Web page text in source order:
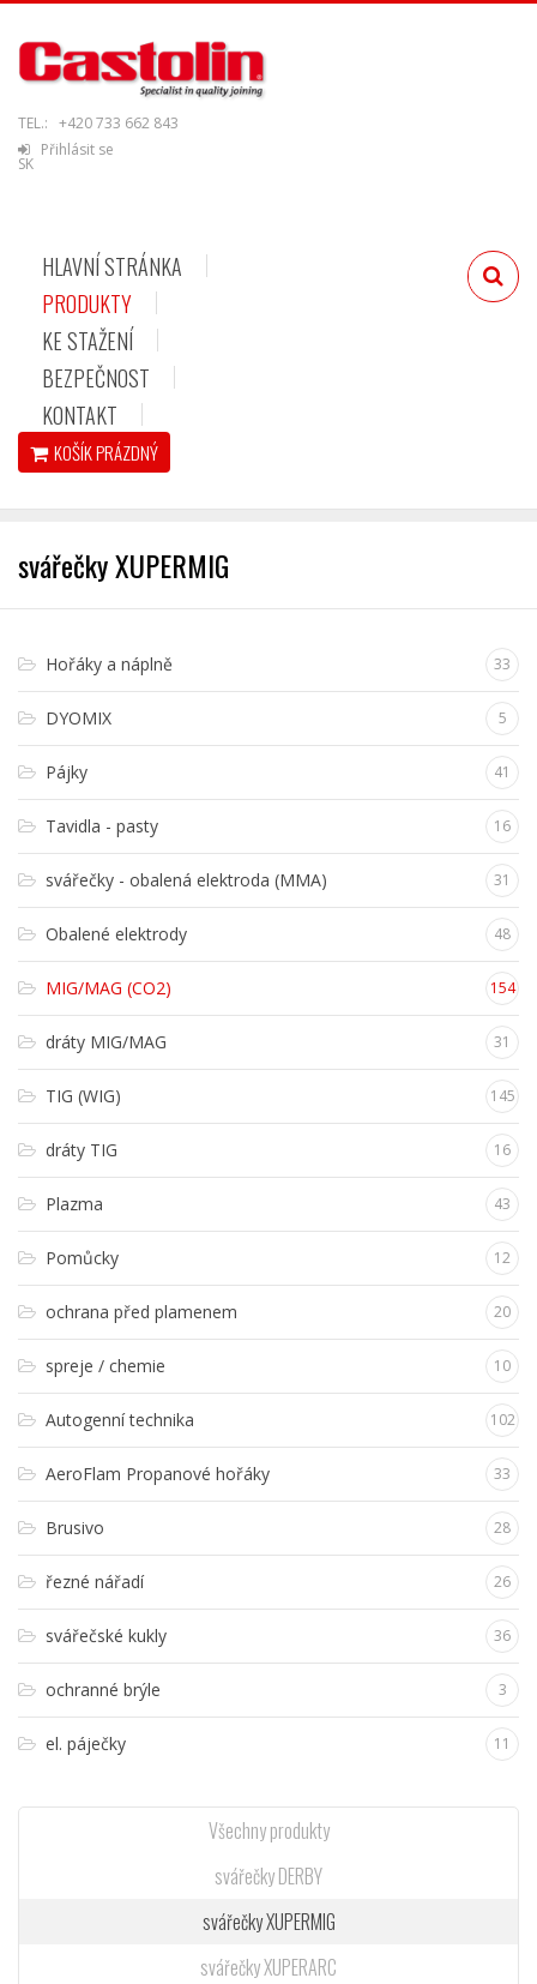
TEL.: +420 733 662 843
Přihlásit se
SK
HLAVNÍ STRÁNKA
PRODUKTY
KE STAŽENÍ
BEZPEČNOST
KONTAKT
KOŠÍKPRÁZDNÝ
svářečky XUPERMIG
Hořáky a náplně 33
DYOMIX 5
Pájky 41
Tavidla - pasty 16
svářečky - obalená elektroda (MMA) 31
Obalené elektrody 48
MIG/MAG (CO2) 154
dráty MIG/MAG 31
TIG (WIG) 145
dráty TIG 16
Plazma 43
Pomůcky 12
ochrana před plamenem 20
spreje / chemie 10
Autogenní technika 102
AeroFlam Propanové hořáky 33
Brusivo 28
řezné nářadí 26
svářečské kukly 36
ochranné brýle 3
el. páječky 11
Všechny produkty
svářečky DERBY
svářečky XUPERMIG
svářečky XUPERARC